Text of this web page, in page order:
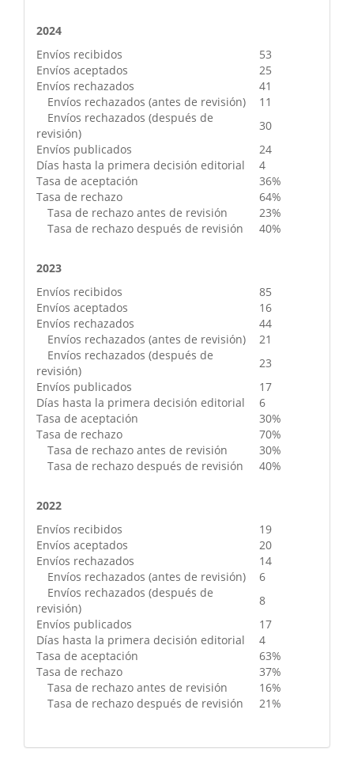
2024
Envíos recibidos
53
Envíos aceptados
25
Envíos rechazados
41
Envíos rechazados (antes de revisión)
11
Envíos rechazados (después de
revisión)
30
Envíos publicados
24
Días hasta la primera decisión editorial
4
Tasa de aceptación
36%
Tasa de rechazo
64%
Tasa de rechazo antes de revisión
23%
Tasa de rechazo después de revisión
40%
2023
Envíos recibidos
85
Envíos aceptados
16
Envíos rechazados
44
Envíos rechazados (antes de revisión)
21
Envíos rechazados (después de
revisión)
23
Envíos publicados
17
Días hasta la primera decisión editorial
6
Tasa de aceptación
30%
Tasa de rechazo
70%
Tasa de rechazo antes de revisión
30%
Tasa de rechazo después de revisión
40%
2022
Envíos recibidos
19
Envíos aceptados
20
Envíos rechazados
14
Envíos rechazados (antes de revisión)
6
Envíos rechazados (después de
revisión)
8
Envíos publicados
17
Días hasta la primera decisión editorial
4
Tasa de aceptación
63%
Tasa de rechazo
37%
Tasa de rechazo antes de revisión
16%
Tasa de rechazo después de revisión
21%